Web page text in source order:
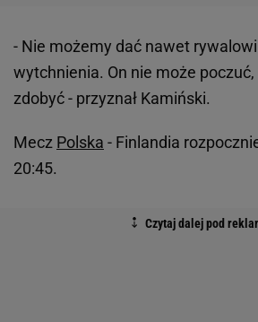
- Nie możemy dać nawet
wytchnienia. On nie może
zdobyć - przyznał Kamiński.
Mecz Polska - Finlandia
20:45.